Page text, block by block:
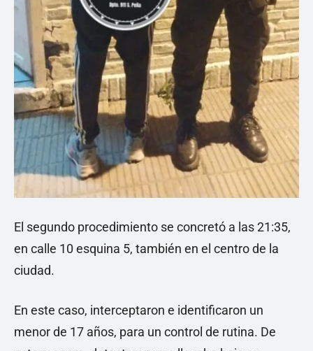
El segundo procedimiento se concretó a las 21:35,
en calle 10 esquina 5, también en el centro de la
ciudad.
En este caso, interceptaron e identificaron un
menor de 17 años, para un control de rutina. De